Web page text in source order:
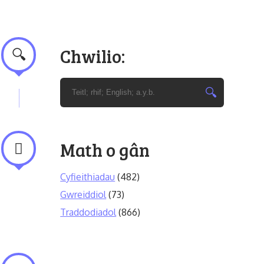
Chwilio:
Math o gân
Cyfieithiadau (482)
Gwreiddiol (73)
Traddodiadol (866)